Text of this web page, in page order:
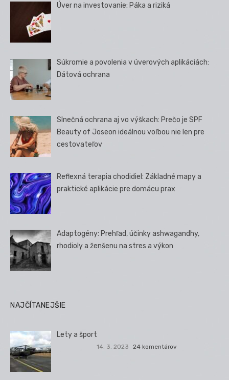
Úver na investovanie: Páka a riziká
Súkromie a povolenia v úverových aplikáciách:
Dátová ochrana
Slnečná ochrana aj vo výškach: Prečo je SPF
Beauty of Joseon ideálnou voľbou nie len pre
cestovateľov
Reflexná terapia chodidiel: Základné mapy a
praktické aplikácie pre domácu prax
Adaptogény: Prehľad, účinky ashwagandhy,
rhodioly a ženšenu na stres a výkon
NAJČÍTANEJŠIE
Lety a šport
14. 3. 2023 24 komentárov